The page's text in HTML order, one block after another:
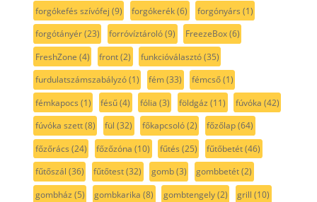
forgókefés szívófej (9) forgókerék(6) forgónyárs (1)
forgótányér(23) forróvíztároló(9) FreezeBox(6)
FreshZone (4) front(2) funkcióválasztó(35)
furdulatszámszabályzó(1) fém(33) fémcső(1)
fémkapocs (1) fésű(4) fólia (3) földgáz (11) fúvóka (42)
fúvóka szett(8) fül (32) főkapcsoló(2) főzőlap(64)
főzőrács (24) főzőzóna (10) fűtés (25) fűtőbetét(46)
fűtőszál (36) fűtőtest(32) gomb(3) gombbetét(2)
gombház (5) gombkarika (8) gombtengely(2) grill (10)